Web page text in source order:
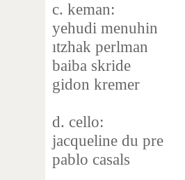
c. keman:
yehudi menuhin
ıtzhak perlman
baiba skride
gidon kremer
d. cello:
jacqueline du pre
pablo casals